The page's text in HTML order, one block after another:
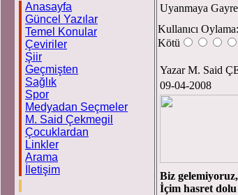
Anasayfa
Güncel Yazılar
Temel Konular
Çeviriler
Şiir
Geçmişten
Sağlık
Spor
Medyadan Seçmeler
M. Said Çekmegil
Çocuklardan
Linkler
Arama
İletişim
Uyanmaya
Kullanıcı Oylama:
Kötü
Yazar M. Said
09-04-2008
Biz
İçim hasret dolu